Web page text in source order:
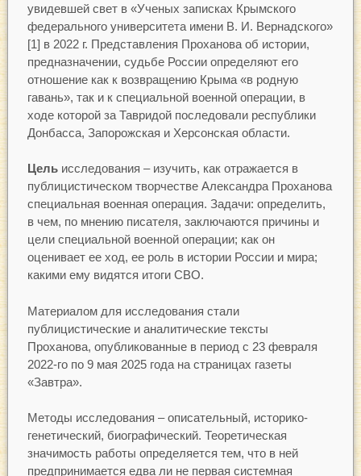
увидевшей свет в «Ученых записках Крымского
федерального университета имени В. И. Вернадского»
[1] в 2022 г. Представления Проханова об истории,
предназначении, судьбе России определяют его
отношение как к возвращению Крыма «в родную
гавань», так и к специальной военной операции, в
ходе которой за Тавридой последовали республики
Донбасса, Запорожская и Херсонская области.
Цельисследования – изучить, как отражается в
публицистическом творчестве Александра Проханова
специальная военная операция. Задачи: определить,
в чем, по мнению писателя, заключаются причины и
цели специальной военной операции; как он
оценивает ее ход, ее роль в истории России и мира;
какими ему видятся итоги СВО.
Материалом для исследования стали
публицистические и аналитические тексты
Проханова, опубликованные в период с 23 февраля
2022-го по 9 мая 2025 года на страницах газеты
«Завтра».
Методы исследования – описательный, историко-
генетический, биографический. Теоретическая
значимость работы определяется тем, что в ней
предпринимается едва ли не первая системная